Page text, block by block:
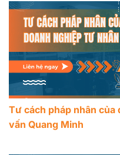
Tư cách pháp nhân
vấn Quang Minh